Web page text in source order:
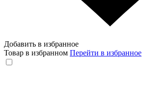
Добавить в избранное
Товар в избранном Перейти в избранное